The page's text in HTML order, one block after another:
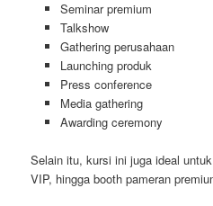
Seminar premium
Talkshow
Gathering perusahaan
Launching produk
Press conference
Media gathering
Awarding ceremony
Selain itu, kursi ini juga ideal
VIP, hingga booth pameran